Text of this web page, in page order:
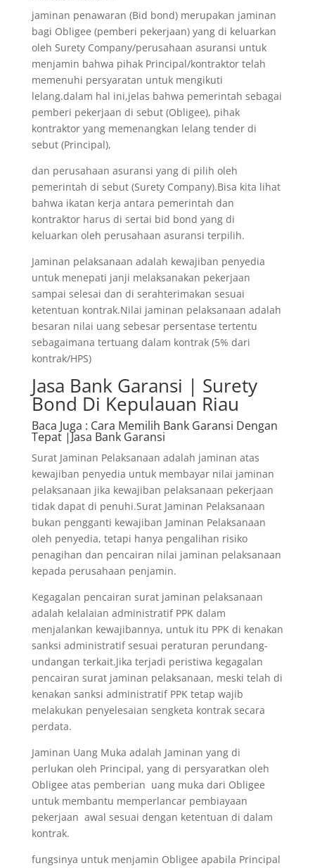
jaminan penawaran (Bid bond) merupakan jaminan
bagi Obligee (pemberi pekerjaan) yang di keluarkan
oleh Surety Company/perusahaan asuransi untuk
menjamin bahwa pihak Principal/kontraktor telah
memenuhi persyaratan untuk mengikuti
lelang.dalam hal ini,jelas bahwa pemerintah sebagai
pemberi pekerjaan di sebut (Obligee), pihak
kontraktor yang memenangkan lelang tender di
sebut (Principal),
dan perusahaan asuransi yang di pilih oleh
pemerintah di sebut (Surety Company).Bisa kita lihat
bahwa ikatan kerja antara pemerintah dan
kontraktor harus di sertai bid bond yang di
keluarkan oleh perusahaan asuransi terpilih.
Jaminan pelaksanaan adalah kewajiban penyedia
untuk menepati janji melaksanakan pekerjaan
sampai selesai dan di serahterimakan sesuai
ketentuan kontrak.Nilai jaminan pelaksanaan adalah
besaran nilai uang sebesar persentase tertentu
sebagaimana tertuang dalam kontrak (5% dari
kontrak/HPS)
Jasa Bank Garansi | Surety
Bond Di Kepulauan Riau
Baca Juga : Cara Memilih Bank Garansi Dengan
Tepat |Jasa Bank Garansi
Surat Jaminan Pelaksanaan adalah jaminan atas
kewajiban penyedia untuk membayar nilai jaminan
pelaksanaan jika kewajiban pelaksanaan pekerjaan
tidak dapat di penuhi.Surat Jaminan Pelaksanaan
bukan pengganti kewajiban Jaminan Pelaksanaan
oleh penyedia, tetapi hanya pengalihan risiko
penagihan dan pencairan nilai jaminan pelaksanaan
kepada perusahaan penjamin.
Kegagalan pencairan surat jaminan pelaksanaan
adalah kelalaian administratif PPK dalam
menjalankan kewajibannya, untuk itu PPK di kenakan
sanksi administratif sesuai peraturan perundang-
undangan terkait.Jika terjadi peristiwa kegagalan
pencairan surat jaminan pelaksanaan, meski telah di
kenakan sanksi administratif PPK tetap wajib
melakukan penyelesaian sengketa kontrak secara
perdata.
Jaminan Uang Muka adalah Jaminan yang di
perlukan oleh Principal, yang di persyaratkan oleh
Obligee atas pemberian uang muka dari Obligee
untuk membantu memperlancar pembiayaan
pekerjaan awal sesuai dengan ketentuan di dalam
kontrak.
fungsinya untuk menjamin Obligee apabila Principal